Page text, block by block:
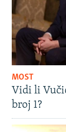
MOST
Vidi li
broj 1?